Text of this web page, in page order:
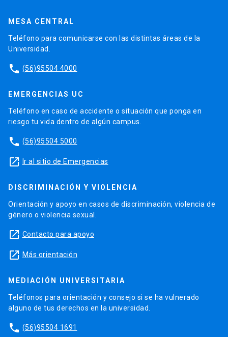
MESA CENTRAL
Teléfono para comunicarse con las distintas áreas de la
Universidad.
phone (56)95504 4000
EMERGENCIAS UC
Teléfono en caso de accidente o situación que ponga en
riesgo tu vida dentro de algún campus.
phone (56)95504 5000
launch Ir al sitio de Emergencias
DISCRIMINACIÓN Y VIOLENCIA
Orientación y apoyo en casos de discriminación, violencia de
género o violencia sexual.
launch Contacto para apoyo
launch Más orientación
MEDIACIÓN UNIVERSITARIA
Teléfonos para orientación y consejo si se ha vulnerado
alguno de tus derechos en la universidad.
phone (56)95504 1691